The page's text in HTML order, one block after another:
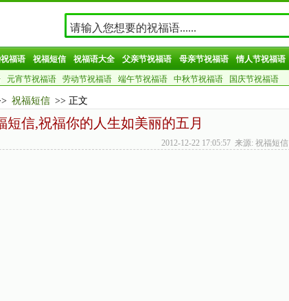
福语 祝福短信 祝福语大全 父亲节祝福语 母亲节祝福语 情人节祝福语
元宵节祝福语 劳动节祝福语 端午节祝福语 中秋节祝福语 国庆节祝福语
祝福短信 >> 正文
短信,祝福你的人生如美丽的五月
2012-12-22 17:05:57 来源: 祝福短信